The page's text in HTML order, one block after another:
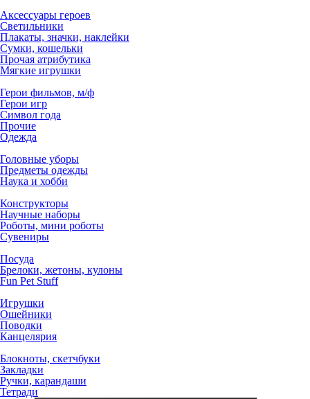
Аксессуары героев
Светильники
Плакаты, значки, наклейки
Сумки, кошельки
Прочая атрибутика
Мягкие игрушки
Герои фильмов, м/ф
Герои игр
Символ года
Прочие
Одежда
Головные уборы
Предметы одежды
Наука и хобби
Конструкторы
Научные наборы
Роботы, мини роботы
Сувениры
Посуда
Брелоки, жетоны, кулоны
Fun Pet Stuff
Игрушки
Ошейники
Поводки
Канцелярия
Блокноты, скетчбуки
Закладки
Ручки, карандаши
Тетради